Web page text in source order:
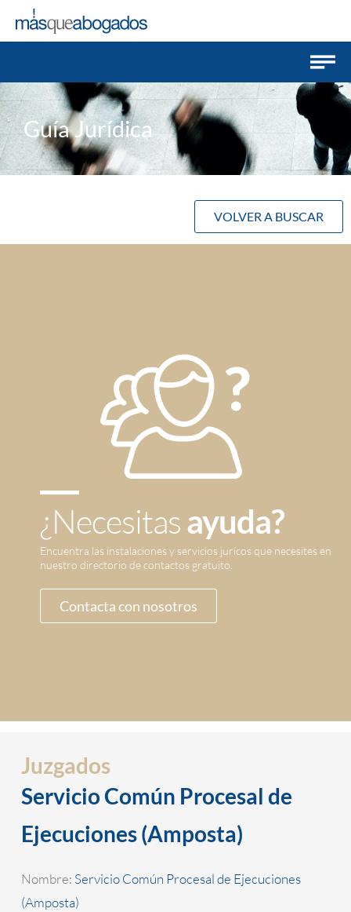
Guía Jurídica
VOLVER A BUSCAR
¿Necesitasayuda?
Encuentra las instalaciones y servicios jurícos que necesites en
nuestro directorio de contactos gratuito.
Contacta con nosotros
Juzgados
Servicio Común Procesal de
Ejecuciones (Amposta)
Nombre: Servicio Común Procesal de Ejecuciones
(Amposta)